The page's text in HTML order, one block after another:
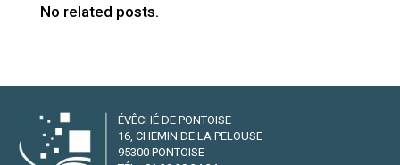
No related posts.
ÉVÊCHÉ DE PONTOISE
16, CHEMIN DE LA PELOUSE
95300 PONTOISE